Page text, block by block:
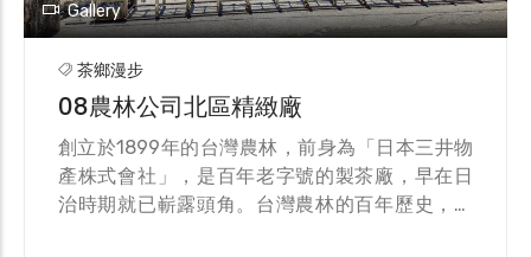
Gallery
茶鄉漫步
08農林公司北區精緻廠
創立於1899年的台灣農林，前身為「日本三井物
產株式會社」，是百年老字號的製茶廠，早在日
治時期就已嶄露頭角。台灣農林的百年歷史，也